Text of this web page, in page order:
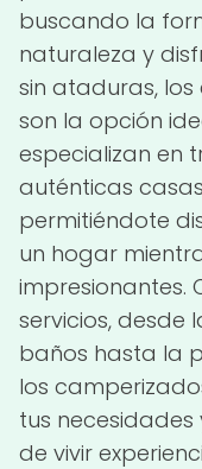
buscando la
naturaleza y
sin ataduras,
son la opción
especializan en
auténticas
permitiéndote
un hogar
impresionantes.
servicios, desde
baños hasta la
los
tus
de vivir